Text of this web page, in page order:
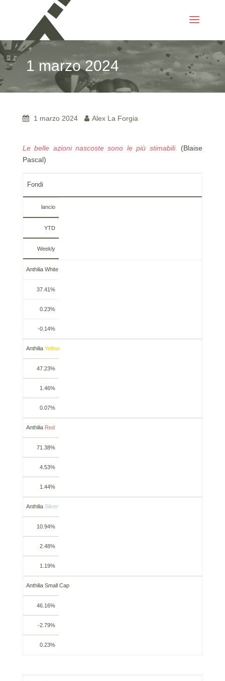
1 marzo 2024
1 marzo 2024 Alex La Forgia
Le belle azioni nascoste sono le più stimabili.
(Blaise
Pascal)
Fondi
lancio
YTD
Weekly
Anthilia White
37.41%
0.23%
-0.14%
AnthiliaYellow
47.23%
1.46%
0.07%
Anthilia Red
71.38%
4.53%
1.44%
Anthilia Silver
10.94%
2.48%
1.19%
Anthilia Small Cap
46.16%
-2.79%
0.23%